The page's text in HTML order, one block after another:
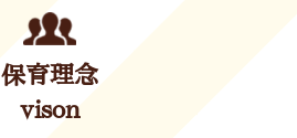
保育理念
vison